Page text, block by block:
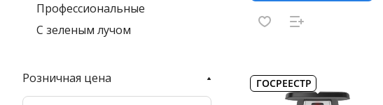
ГОСРЕЕСТР
Профессиональные
С зеленым лучом
Розничная цена